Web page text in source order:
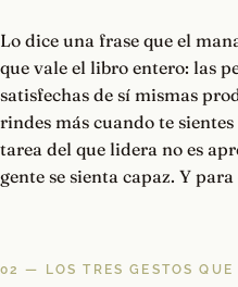
Lo dice una frase que el
que vale el libro entero: las
satisfechas de sí mismas
rindes más cuando te
tarea del que lidera no es
gente se sienta capaz. Y para
02 — LOS TRES GESTOS QUE